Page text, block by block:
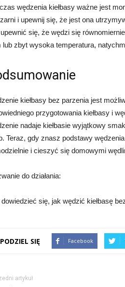
wędzenia kiełbasy ważne jest
i upewnij się, że jest ona
się, że wędzi się
lub zbyt wysoka temperatura,
kiełbasy bez parzenia jest
przygotowania kiełbasy i
nadaje kiełbasie wyjątkowy
Teraz, gdy znasz podstawy
i cieszyć się domowymi
do działania:
się, jak wędzić kiełbasę
PODZIEL SIĘ Facebook
artykuł